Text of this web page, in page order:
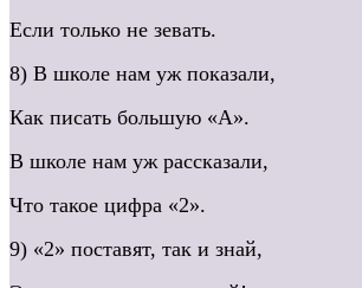
Если только не зевать.
8) В школе нам уж показали,
Как писать большую «А».
В школе нам уж рассказали,
Что такое цифра «2».
9) «2» поставят, так и знай,